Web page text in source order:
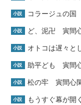
小説 コラージュの国
小説 ど、泥卍 寅間
小説 オトコは遅々
小説 助平ども 寅間
小説 松の牢 寅間心
小説 もうすぐ幕が